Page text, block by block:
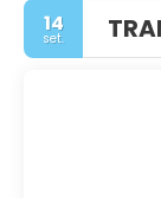
14
set.